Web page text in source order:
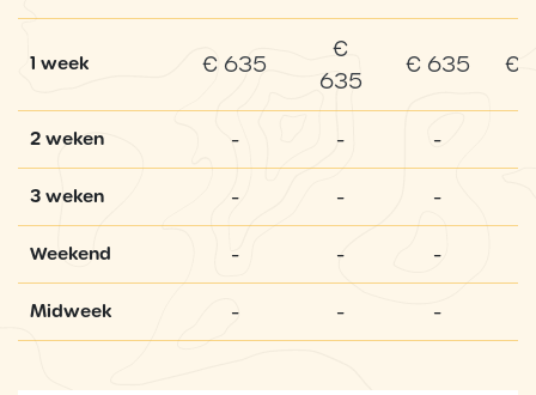
1 week € 635
€
635
€ 635 €
2 weken - - -
3 weken - - -
Weekend - - -
Midweek - - -